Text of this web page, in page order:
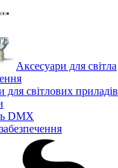
Аксесуари для світла
для світлових приладів
DMX